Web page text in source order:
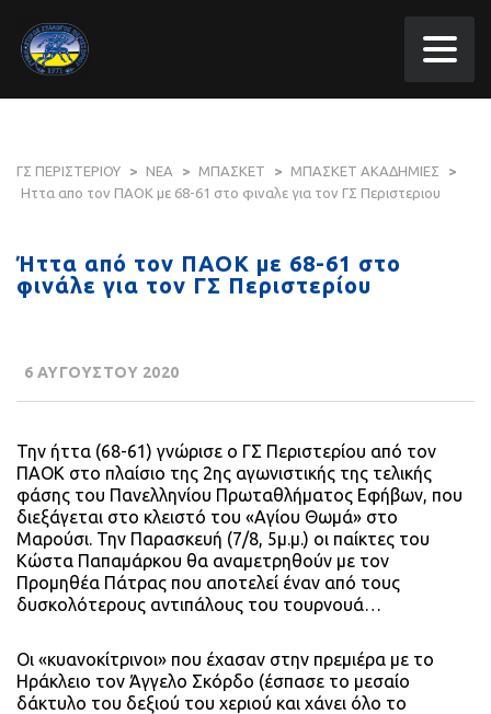
ΓΣ ΠΕΡΙΣΤΕΡΙΟΥ > ΝΕΑ > ΜΠΑΣΚΕΤ > ΜΠΑΣΚΕΤ ΑΚΑΔΗΜΙΕΣ
>
Ηττα απο τον ΠΑΟΚ με 68-61 στο φιναλε για τον ΓΣ Περιστεριου
Ήττα από τον ΠΑΟΚ με 68-61 στο
φινάλε για τον ΓΣ Περιστερίου
6 ΑΥΓΟΥΣΤΟΥ 2020
Την ήττα (68-61) γνώρισε ο ΓΣ Περιστερίου από τον
ΠΑΟΚ στο πλαίσιο της 2ης αγωνιστικής της τελικής
φάσης του Πανελληνίου Πρωταθλήματος Εφήβων, που
διεξάγεται στο κλειστό του «Αγίου Θωμά» στο
Μαρούσι. Την Παρασκευή (7/8, 5μ.μ.) οι παίκτες του
Κώστα Παπαμάρκου θα αναμετρηθούν με τον
Προμηθέα Πάτρας που αποτελεί έναν από τους
δυσκολότερους αντιπάλους του τουρνουά…
Οι «κυανοκίτρινοι» που έχασαν στην πρεμιέρα με το
Ηράκλειο τον Άγγελο Σκόρδο (έσπασε το μεσαίο
δάκτυλο του δεξιού του χεριού και χάνει όλο το